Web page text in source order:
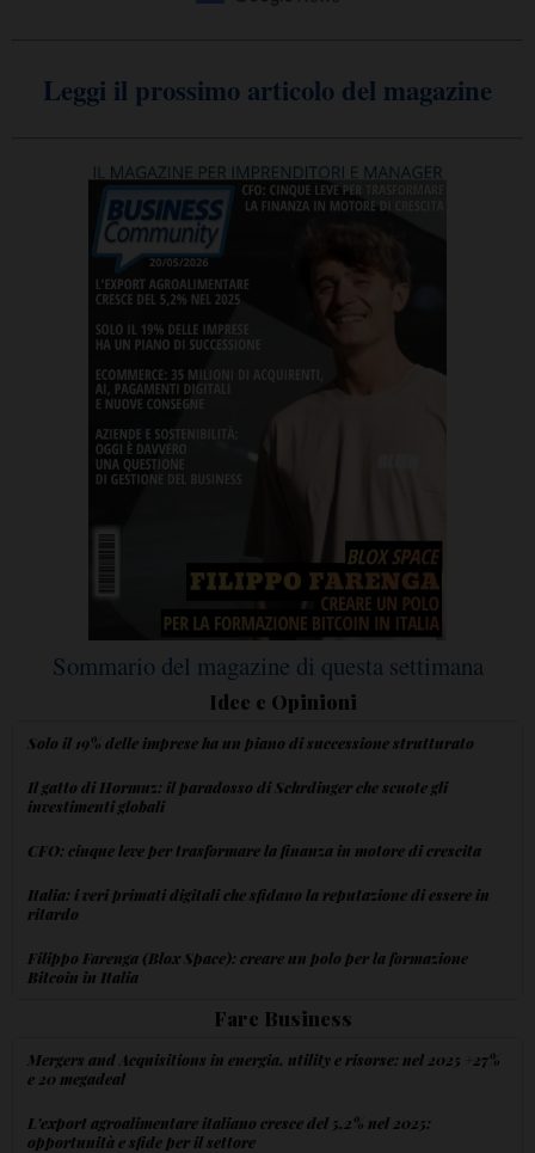
Leggi il prossimo articolo del magazine
Sommario del magazine di questa settimana
Idee e Opinioni
Solo il 19% delle imprese ha un piano di successione strutturato
Il gatto di Hormuz: il paradosso di Schrdinger che scuote gli
investimenti globali
CFO: cinque leve per trasformare la finanza in motore di crescita
Italia: i veri primati digitali che sfidano la reputazione di essere in
ritardo
Filippo Farenga (Blox Space): creare un polo per la formazione
Bitcoin in Italia
Fare Business
Mergers and Acquisitions in energia, utility e risorse: nel 2025 +27%
e 20 megadeal
L'export agroalimentare italiano cresce del 5,2% nel 2025:
opportunità e sfide per il settore